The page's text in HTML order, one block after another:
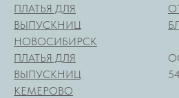
ПЛАТЬЯ ДЛЯ
ВЫПУСКНИЦ
НОВОСИБИРСК
ПЛАТЬЯ ДЛЯ
ВЫПУСКНИЦ
КЕМЕРОВО